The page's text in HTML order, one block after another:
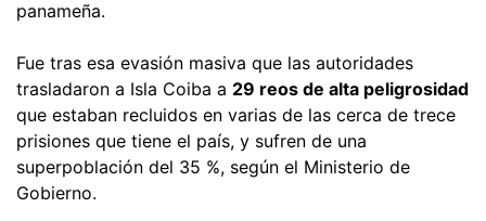
panameña.
Fue tras esa evasión masiva que las autoridades
trasladaron a Isla Coiba a 29 reos de alta peligrosidad
que estaban recluidos en varias de las cerca de trece
prisiones que tiene el país, y sufren de una
superpoblación del 35 %, según el Ministerio de
Gobierno.